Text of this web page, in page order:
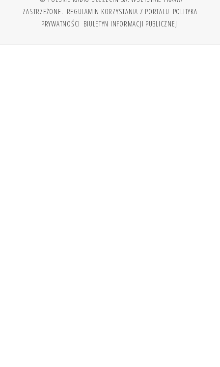
ZASTRZEŻONE. REGULAMIN KORZYSTANIA Z PORTALU POLITYKA
PRYWATNOŚCI BIULETYN INFORMACJI PUBLICZNEJ